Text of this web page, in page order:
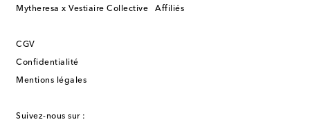
Mytheresa x Vestiaire Collective Affiliés
CGV
Confidentialité
Mentions légales
Suivez-nous sur :